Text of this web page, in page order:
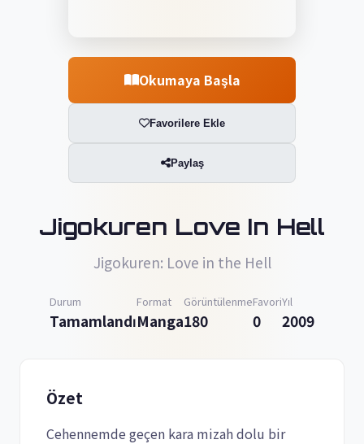
Okumaya Başla
Favorilere Ekle
Paylaş
Jigokuren Love In Hell
Jigokuren: Love in the Hell
Durum
Tamamlandı
Format
Manga
Görüntülenme
180
Favori
0
Yıl
2009
Özet
Cehennemde geçen kara mizah dolu bir